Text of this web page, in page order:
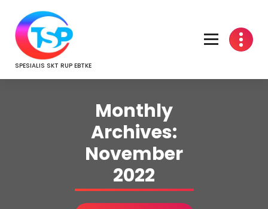
content
SPESIALIS SKT RUP EBTKE
Monthly
Archives:
November
2022